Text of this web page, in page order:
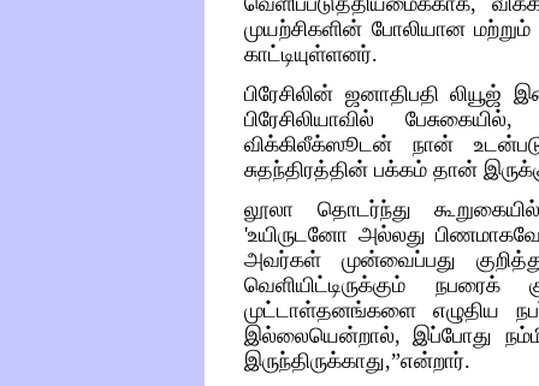
முயற்சிகளின் போலியான மற்றும்
காட்டியுள்ளனர்.
பிரேசிலின் ஜனாதிபதி லியூஜ்
பிரேசிலியாவில்
பேசுகையில்,
விக்கிலீக்ஸூடன்
நான்
சுதந்திரத்தின் பக்கம் தான்
லூலா
தொடர்ந்து
'உயிருடனோ அல்லது
அவர்கள்
முன்வைப்பது
வெளியிட்டிருக்கும்
நபரைக்
முட்டாள்தனங்களை
எழுதிய
இல்லையென்றால், இப்போது
இருந்திருக்காது,”என்றார்.